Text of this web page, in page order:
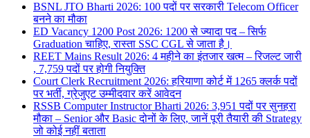
BSNL JTO Bharti 2026: 100 पदों पर सरकारी Telecom Officer
बनने का मौका
ED Vacancy 1200 Post 2026: 1200 से ज्यादा पद – सिर्फ
Graduation चाहिए, रास्ता SSC CGL से जाता है।
REET Mains Result 2026: 4 महीने का इंतजार खत्म – रिजल्ट जारी
, 7,759 पदों पर होगी नियुक्ति
Court Clerk Recruitment 2026: हरियाणा कोर्ट में 1265 क्लर्क पदों
पर भर्ती, ग्रेजुएट उम्मीदवार करें आवेदन
RSSB Computer Instructor Bharti 2026: 3,951 पदों पर सुनहरा
मौका – Senior और Basic दोनों के लिए, जानें पूरी तैयारी की Strategy
जो कोई नहीं बताता